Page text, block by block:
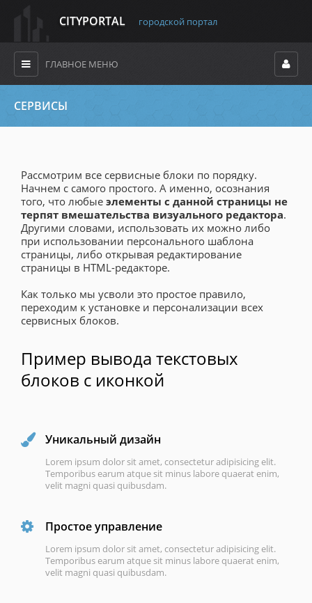
CITYPORTAL городской портал
ГЛАВНОЕ МЕНЮ
СЕРВИСЫ
Рассмотрим все сервисные блоки по порядку.
Начнем с самого простого. А именно, осознания
того, что любые элементы с данной страницы не
терпят вмешательства визуального редактора.
Другими словами, использовать их можно либо
при использовании персонального шаблона
страницы, либо открывая редактирование
страницы в HTML-редакторе.
Как только мы усволи это простое правило,
переходим к установке и персонализации всех
сервисных блоков.
Пример вывода текстовых
блоков с иконкой
Уникальный дизайн
Lorem ipsum dolor sit amet, consectetur adipisicing elit.
Temporibus earum atque sit minus labore quaerat enim,
velit magni quasi quibusdam.
Простое управление
Lorem ipsum dolor sit amet, consectetur adipisicing elit.
Temporibus earum atque sit minus labore quaerat enim,
velit magni quasi quibusdam.